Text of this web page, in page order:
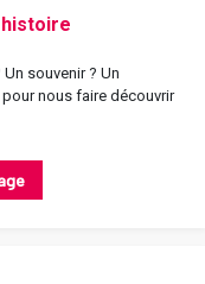
souvenir ? Un
nous faire découvrir